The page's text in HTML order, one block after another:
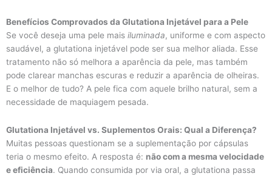
Benefícios Comprovados da Glutationa Injetável para a Pele
Se você deseja uma pele mais iluminada, uniforme e com aspecto
saudável, a glutationa injetável pode ser sua melhor aliada. Esse
tratamento não só melhora a aparência da pele, mas também
pode clarear manchas escuras e reduzir a aparência de olheiras.
E o melhor de tudo? A pele fica com aquele brilho natural, sem a
necessidade de maquiagem pesada.
Glutationa Injetável vs. Suplementos Orais: Qual a Diferença?
Muitas pessoas questionam se a suplementação por cápsulas
teria o mesmo efeito. A resposta é: não com a mesma velocidade
e eficiência. Quando consumida por via oral, a glutationa passa